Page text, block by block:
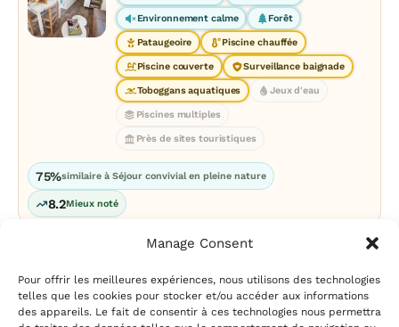
Manage Consent
Pour offrir les meilleures expériences, nous utilisons des technologies
telles que les cookies pour stocker et/ou accéder aux informations
des appareils. Le fait de consentir à ces technologies nous permettra
Environnement calme Forêt
Pataugeoire Piscine chauffée
Piscine couverte Surveillance baignade
Toboggans aquatiques Jeux d'eau
Piscines multiples
Près de sites touristiques
75%similaire à Séjour convivial en pleine nature
8.2Mieux noté